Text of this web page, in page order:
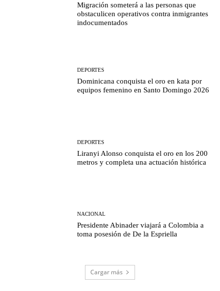
Migración someterá a las personas que
obstaculicen operativos contra inmigrantes
indocumentados
DEPORTES
Dominicana conquista el oro en kata por
equipos femenino en Santo Domingo 2026
DEPORTES
Liranyi Alonso conquista el oro en los 200
metros y completa una actuación histórica
NACIONAL
Presidente Abinader viajará a Colombia a
toma posesión de De la Espriella
Cargar más